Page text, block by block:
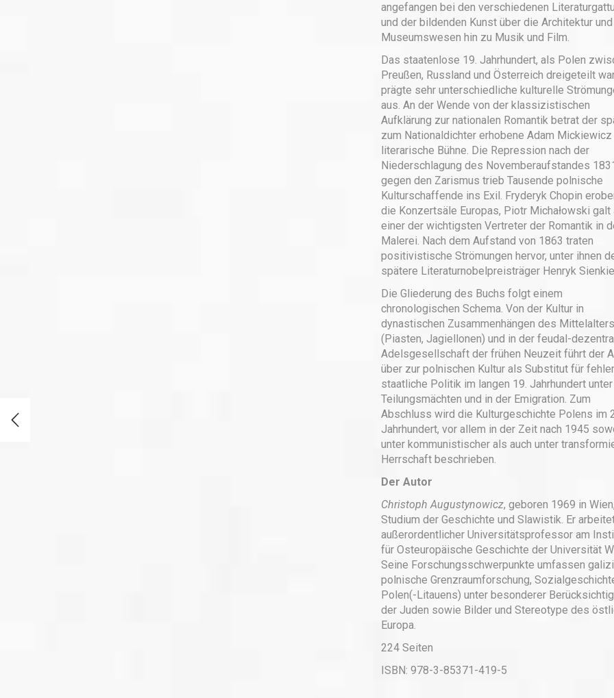
angefangen bei den verschiedenen
und der bildenden Kunst über die Architektur
Museumswesen hin zu Musik und Film.
Das staatenlose 19. Jahrhundert, als Polen
Preußen, Russland und Österreich dreigeteilt
prägte sehr unterschiedliche kulturelle
aus. An der Wende von der klassizistischen
Aufklärung zur nationalen Romantik betrat der
zum Nationaldichter erhobene Adam
literarische Bühne. Die Repres­sion nach der
Niederschlagung des Novemberaufstandes
gegen den Zarismus trieb Tausende polnische
Kulturschaffende ins Exil. Fryderyk Chopin
die Konzertsäle Europas, Piotr Michałowski galt
einer der wichtigsten Vertreter der Romantik in
Malerei. Nach dem Aufstand von 1863 traten
positivistische Strömungen hervor, unter ihnen
spätere Literaturnobelpreisträger Henryk
Die Gliederung des Buchs folgt einem
chronologischen Schema. Von der Kultur in
dynastischen Zusammenhängen des Mittelalters
(Piasten, Jagiellonen) und in der feudal-
Adelsgesellschaft der frühen Neuzeit führt der
über zur polnischen Kultur als Substitut für
staatliche Politik im langen 19. Jahrhundert
Teilungsmächten und in der Emigration. Zum
Abschluss wird die Kulturgeschichte Polens im
Jahrhundert, vor allem in der Zeit nach 1945
unter kommunistischer als auch unter
Herrschaft beschrieben.
Der Autor
Christoph Augustynowicz, geboren 1969 in
Studium der Geschichte und Slawistik. Er
außerordentlicher Universitätsprofessor am
für Osteuropäische Geschichte der Universität
Seine Forschungsschwerpunkte umfassen
polnische Grenzraumforschung,
Polen(-Litauens) unter besonderer
der Juden sowie Bilder und Stereotype des
Europa.
224 Seiten
ISBN: 978-3-85371-419-5